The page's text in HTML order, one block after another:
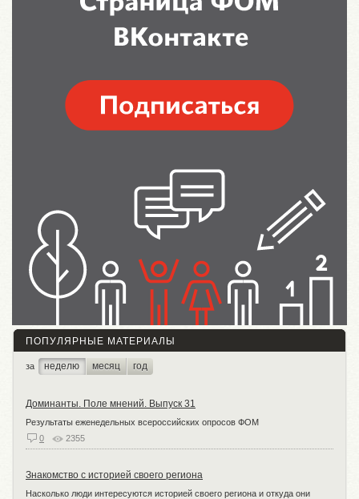
ПОПУЛЯРНЫЕ МАТЕРИАЛЫ
за неделю месяц год
Доминанты. Поле мнений. Выпуск 31
Результаты еженедельных всероссийских опросов ФОМ
0
2355
Знакомство с историей своего региона
Насколько люди интересуются историей своего региона и откуда они